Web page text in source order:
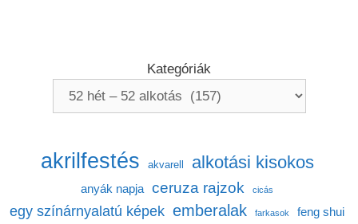
Kategóriák
akrilfestés akvarell alkotási kisokos
anyák napja ceruza rajzok cicás
egy színárnyalatú képek emberalak farkasok feng shui